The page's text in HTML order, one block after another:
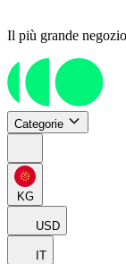
Il più grande
Categorie
KG
USD
IT